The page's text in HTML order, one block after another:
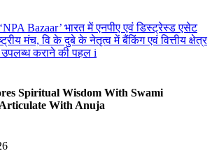
Spiritual Wisdom With Swami
With Anuja